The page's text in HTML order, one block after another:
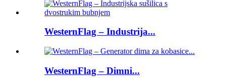
WesternFlag – Industrija...
WesternFlag – Dimni...